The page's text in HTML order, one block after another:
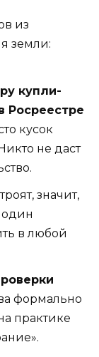
из
земли:
купли-
Росреестре
кусок
не даст
значит,
один
в любой
формально
практике